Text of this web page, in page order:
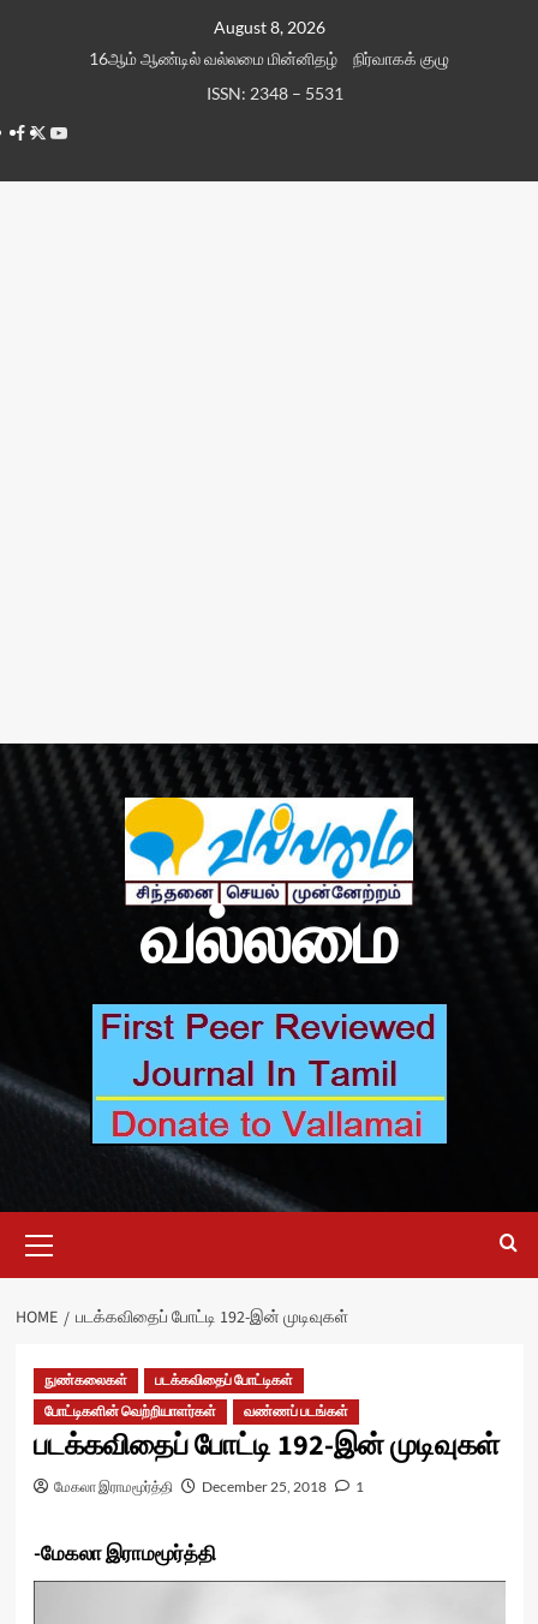
August 8, 2026
16ஆம் ஆண்டில் வல்லமை மின்னிதழ்
நிர்வாகக் குழு
ISSN: 2348 – 5531
Facebook
TwitterYoutube
வல்லமை
Menu
HOME படக்கவிதைப் போட்டி 192-இன் முடிவுகள்
நுண்கலைகள்
படக்கவிதைப் போட்டிகள்
போட்டிகளின் வெற்றியாளர்கள்
வண்ணப் படங்கள்
படக்கவிதைப் போட்டி 192-இன் முடிவுகள்
மேகலா இராமமூர்த்தி December 25, 2018 1
-மேகலா இராமமூர்த்தி